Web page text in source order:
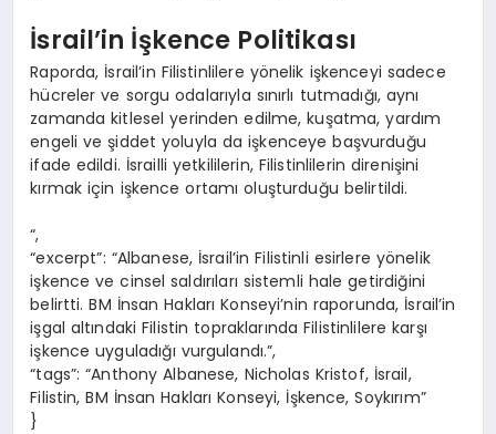
İsrail’in İşkence Politikası
Raporda, İsrail’in Filistinlilere yönelik işkenceyi sadece
hücreler ve sorgu odalarıyla sınırlı tutmadığı, aynı
zamanda kitlesel yerinden edilme, kuşatma, yardım
engeli ve şiddet yoluyla da işkenceye başvurduğu
ifade edildi. İsrailli yetkililerin, Filistinlilerin direnişini
kırmak için işkence ortamı oluşturduğu belirtildi.
“,
“excerpt”: “Albanese, İsrail’in Filistinli esirlere yönelik
işkence ve cinsel saldırıları sistemli hale getirdiğini
belirtti. BM İnsan Hakları Konseyi’nin raporunda, İsrail’in
işgal altındaki Filistin topraklarında Filistinlilere karşı
işkence uyguladığı vurgulandı.”,
“tags”: “Anthony Albanese, Nicholas Kristof, İsrail,
Filistin, BM İnsan Hakları Konseyi, İşkence, Soykırım”
}